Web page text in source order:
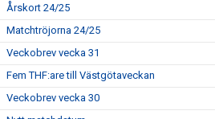
Årskort 24/25
Matchtröjorna 24/25
Veckobrev vecka 31
Fem THF:are till Västgötaveckan
Veckobrev vecka 30